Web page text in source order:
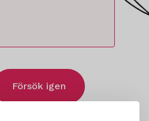
Försök igen